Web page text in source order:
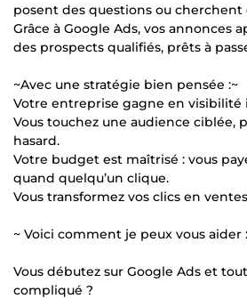
posent des questions ou cherchent
Grâce à Google Ads, vos annonces
des prospects qualifiés, prêts à
~Avec une stratégie bien pensée :~
Votre entreprise gagne en visibilité
Vous touchez une audience ciblée,
hasard.
Votre budget est maîtrisé : vous
quand quelqu’un clique.
Vous transformez vos clics en
~ Voici comment je peux vous aider
Vous débutez sur Google Ads et
compliqué ?